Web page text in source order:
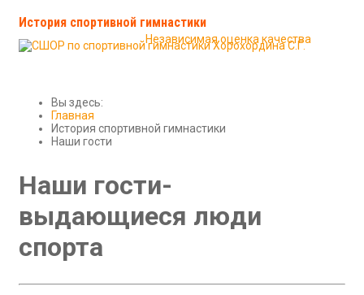
История спортивной гимнастики
Вы здесь:
Главная
История спортивной гимнастики
Наши гости
Наши гости-
выдающиеся люди
спорта
Независимая оценка качества